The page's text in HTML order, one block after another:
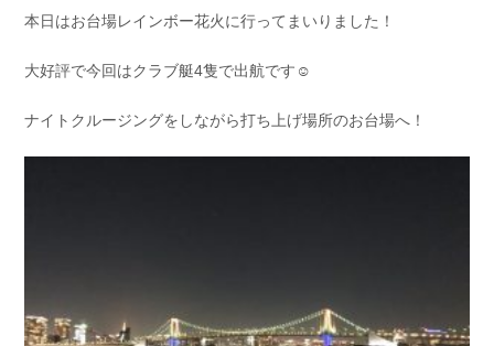
Shop Info.
お問い合わせ
Contact us
会社概要
Company
本日はお台場レインボー花火に行ってまいりました！
大好評で今回はクラブ艇4隻で出航です☺︎
ナイトクルージングをしながら打ち上げ場所のお台場へ！